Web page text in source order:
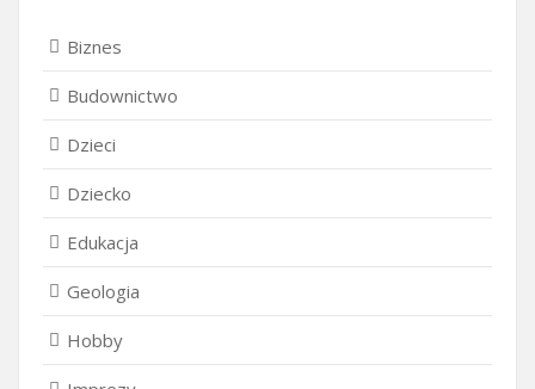
Biznes
Budownictwo
Dzieci
Dziecko
Edukacja
Geologia
Hobby